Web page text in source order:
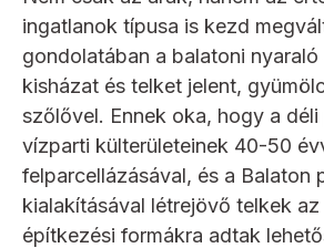
ingatlanok típusa is kezd
gondolatában a balatoni
kisházat és telket jelent,
szőlővel. Ennek oka, hogy a
vízparti külterületeinek 40-50
felparcellázásával, és a Balaton
kialakításával létrejövő telkek
építkezési formákra adtak